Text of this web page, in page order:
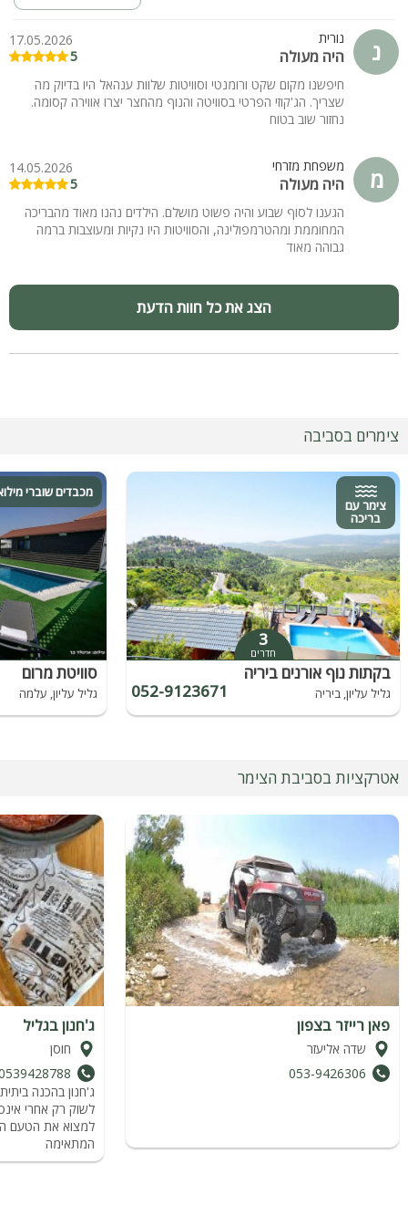
נ נורית
היה מעולה
17.05.2026
5
חיפשנו מקום שקט ורומנטי וסוויטות שלוות ענהאל היו בדיוק מה
שצריך. הג'קוזי הפרטי בסוויטה והנוף מהחצר יצרו אווירה קסומה.
נחזור שוב בטוח
מ משפחת מזרחי
היה מעולה
14.05.2026
5
הגענו לסוף שבוע והיה פשוט מושלם. הילדים נהנו מאוד מהבריכה
המחוממת ומהטרמפולינה, והסוויטות היו נקיות ומעוצבות ברמה
גבוהה מאוד
הצג את כל חוות הדעת
צימרים בסביבה
צימר עם
בריכה
3
חדרים
בקתות נוף אורנים ביריה
גליל עליון, ביריה 052-9123671
מכבדים שוברי
סוויטת מרום
גליל עליון, עלמה
אטרקציות בסביבת הצימר
פאן רייזר בצפון
שדה אליעזר
053-9426306
ג'חנון בגליל
חוסן
ג'חנון בהכנה
לשוק רק אחרי
למצוא את הטעם
המתאימה